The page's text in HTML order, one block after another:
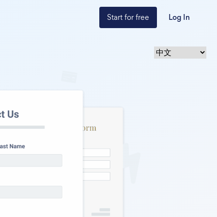
Start for free Log In